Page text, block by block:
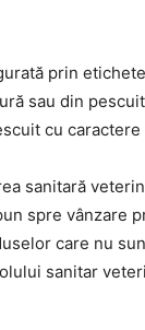
prin
sau din
cu
sanitară
spre vânzare
care nu
sanitar